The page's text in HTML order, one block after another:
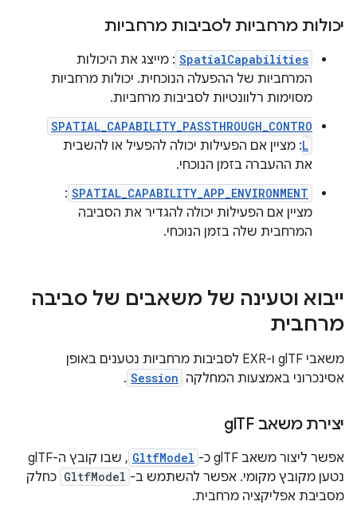
יכולות מרחביות לסביבות מרחביות
SpatialCapabilities : מייצג את היכולות
המרחביות של ההפעלה הנוכחית. יכולות מרחביות
מסוימות רלוונטיות לסביבות מרחביות.
SPATIAL_CAPABILITY_PASSTHROUGH_CONTRO
L: מציין אם הפעילות יכולה להפעיל או להשבית
את ההעברה בזמן הנוכחי.
SPATIAL_CAPABILITY_APP_ENVIRONMENT
:
מציין אם הפעילות יכולה להגדיר את הסביבה
המרחבית שלה בזמן הנוכחי.
ייבוא וטעינה של משאבים של סביבה
מרחבית
משאבי glTF ו-EXR לסביבות מרחביות נטענים באופן
אסינכרוני באמצעות המחלקה Session
.
יצירת משאב glTF
אפשר ליצור משאב glTF כ- GltfModel
, שבו קובץ ה-glTF
נטען מקובץ מקומי. אפשר להשתמש ב- GltfModel כחלק
מסביבת אפליקציה מרחבית.